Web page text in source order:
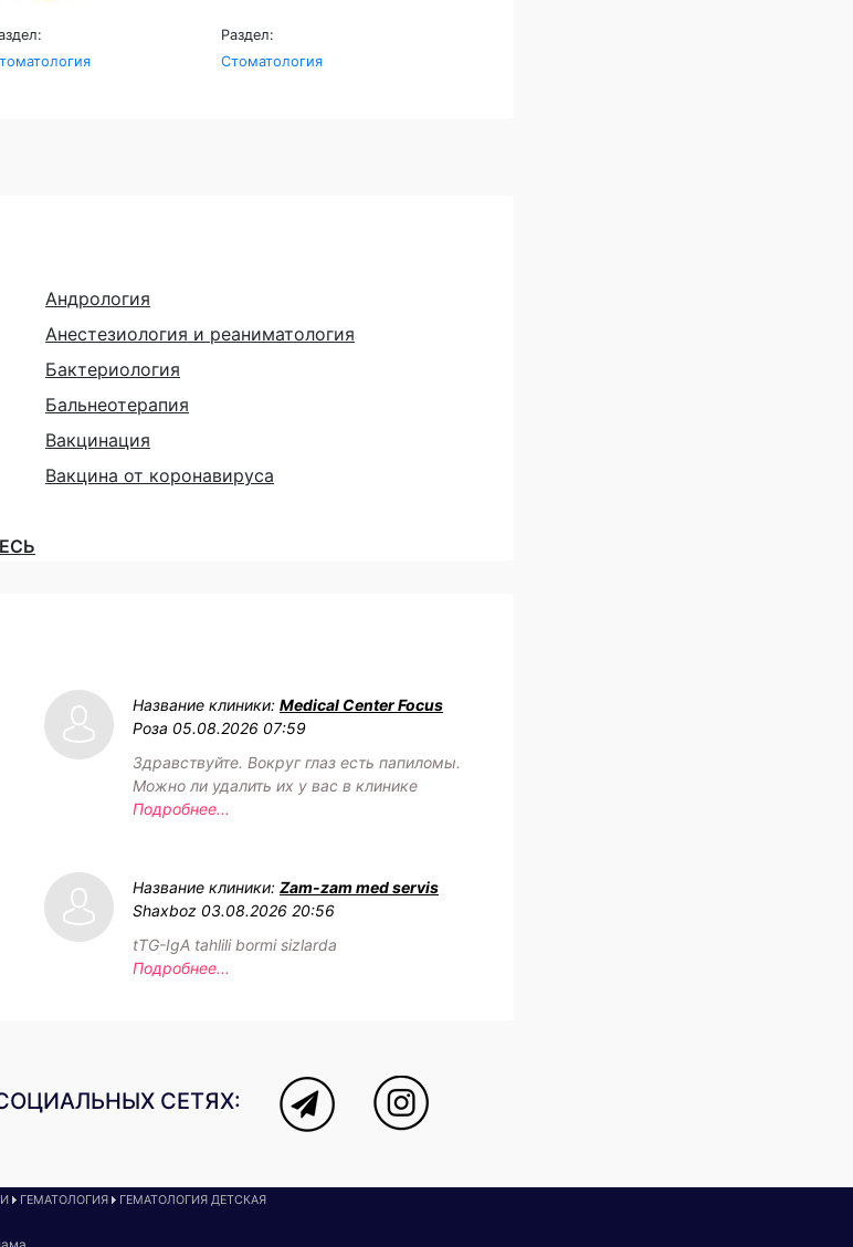
Раздел:
Стоматология
Андрология
Анестезиология и реаниматология
Бактериология
Бальнеотерапия
Вакцинация
Вакцина от коронавируса
Название клиники: Medical Center Focus
Роза 05.08.2026 07:59
Здравствуйте. Вокруг глаз есть папиломы.
Можно ли удалить их у вас в клинике
Подробнее...
Название клиники: Zam-zam med servis
Shaxboz 03.08.2026 20:56
tTG-IgA tahlili bormi sizlarda
Подробнее...
СЕТЯХ:
ГЕМАТОЛОГИЯ ГЕМАТОЛОГИЯ ДЕТСКАЯ